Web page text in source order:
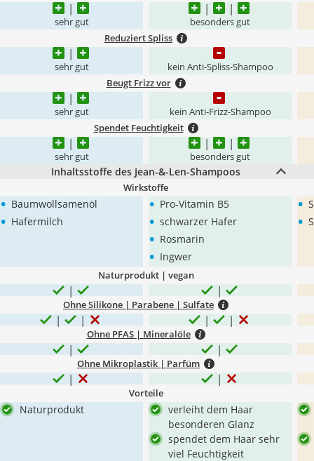
sehr gut besonders gut
Reduziert Spliss
sehr gut kein Anti-Spliss-Shampoo
Beugt Frizz vor
sehr gut kein Anti-Frizz-Shampoo
Spendet Feuchtigkeit
sehr gut besonders gut
Inhaltsstoffe des Jean-&-Len-Shampoos
Wirkstoffe
• Baumwollsamenöl
• Hafermilch
• Pro-Vitamin B5
• schwarzer Hafer
• Rosmarin
• Ingwer
•
•
Naturprodukt | vegan
Ohne Silikone | Parabene | Sulfate
Ohne PFAS | Mineralöle
Ohne Mikroplastik | Parfüm
Vorteile
Naturprodukt
verleiht dem Haar
besonderen Glanz
spendet dem Haar sehr
viel Feuchtigkeit